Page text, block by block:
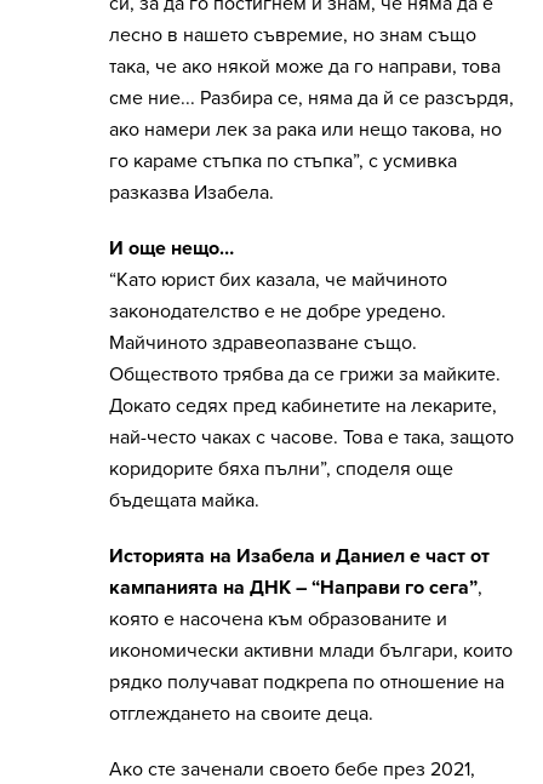
лесно в нашето съвремие, но знам също
така, че ако някой може да го направи, това
сме ние... Разбира се, няма да й се разсърдя,
ако намери лек за рака или нещо такова, но
го караме стъпка по стъпка”, с усмивка
разказва Изабела.
И още нещо…
“Като юрист бих казала, че майчиното
законодателство е не добре уредено.
Майчиното здравеопазване също.
Обществото трябва да се грижи за майките.
Докато седях пред кабинетите на лекарите,
най-често чаках с часове. Това е така, защото
коридорите бяха пълни”, споделя още
бъдещата майка.
Историята на Изабела и Даниел е част от
кампанията на ДНК – “Направи го сега”,
която е насочена към образованите и
икономически активни млади българи, които
рядко получават подкрепа по отношение на
отглеждането на своите деца.
Ако сте заченали своето бебе през 2021,